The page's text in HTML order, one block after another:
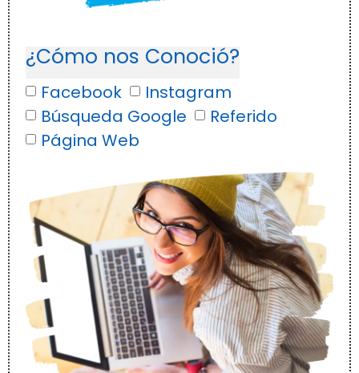
¿Cómo nos Conoció?
Facebook
Instagram
Búsqueda Google
Referido
Página Web